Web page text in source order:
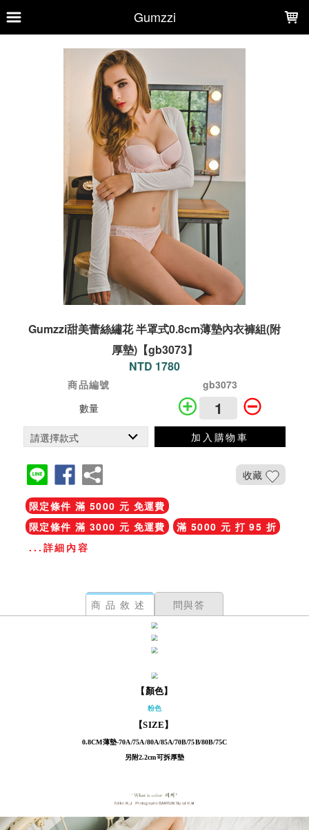
Gumzzi
Gumzzi甜美蕾絲繡花 半罩式0.8cm薄墊內衣褲組(附
厚墊)【gb3073】
NTD 1780
商品編號
gb3073
數量
加入購物車
收藏
限定條件 滿 5000 元 免運費
限定條件 滿 3000 元 免運費
滿 5000 元 打 95 折
...詳細內容
商品敘述 問與答